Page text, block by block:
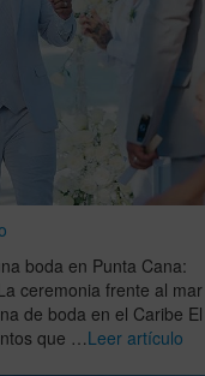
boda en Punta Cana:
ceremonia frente al mar
de boda en el Caribe El
que …Leer artículo